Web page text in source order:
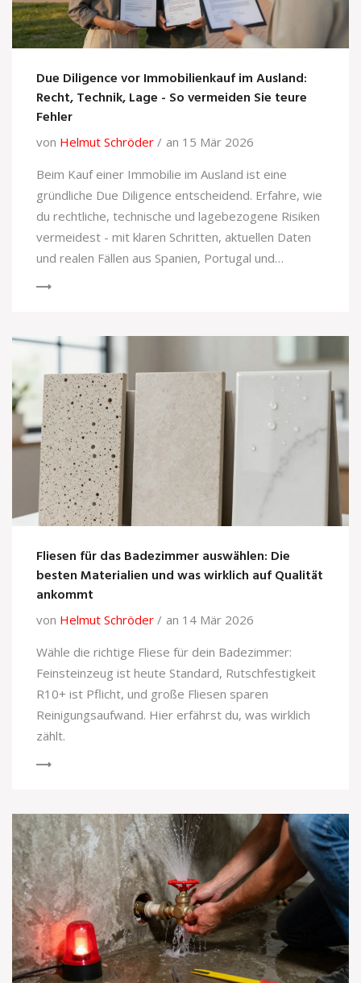
Due Diligence vor Immobilienkauf im Ausland:
Recht, Technik, Lage - So vermeiden Sie teure
Fehler
von Helmut Schröder
an 15 Mär 2026
Beim Kauf einer Immobilie im Ausland ist eine
gründliche Due Diligence entscheidend. Erfahre, wie
du rechtliche, technische und lagebezogene Risiken
vermeidest - mit klaren Schritten, aktuellen Daten
und realen Fällen aus Spanien, Portugal und
Fliesen für das Badezimmer auswählen: Die
besten Materialien und was wirklich auf Qualität
ankommt
von Helmut Schröder
an 14 Mär 2026
Wähle die richtige Fliese für dein Badezimmer:
Feinsteinzeug ist heute Standard, Rutschfestigkeit
R10+ ist Pflicht, und große Fliesen sparen
Reinigungsaufwand. Hier erfährst du, was wirklich
zählt.